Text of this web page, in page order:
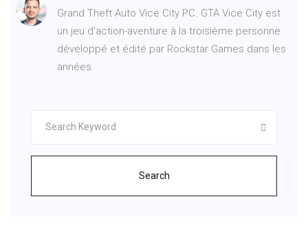
Grand Theft Auto Vice City PC. GTA Vice City est
un jeu d'action-aventure à la troisième personne
développé et édité par Rockstar Games dans les
années
Search